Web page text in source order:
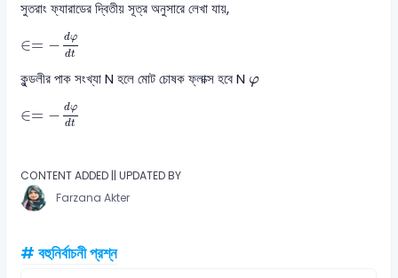
সুতরাং ফ্যারাডের দ্বিতীয় সূত্র অনুসারে লেখা যায়,
∈= − dφ
dt
dφd
কুন্ডলীর পাক সংখ্যা N হলে মোট চোষক ফ্লাক্স হবে N φ
φ
∈= − dφ
dt
dφd
CONTENT ADDED || UPDATED BY
Farzana Akter
# বহুনির্বাচনী প্রশ্ন